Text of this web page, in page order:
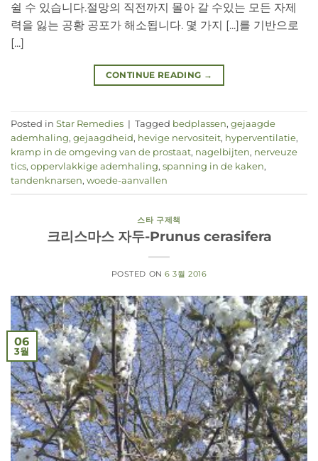
쉴 수 있습니다.절망의 직전까지 몰아 갈 수있는 모든 자제
력을 잃는 공황 공포가 해소됩니다. 몇 가지 [...]를 기반으로
[...]
CONTINUE READING →
Posted in Star Remedies | Tagged bedplassen, gejaagde
ademhaling, gejaagdheid, hevige nervositeit, hyperventilatie,
kramp in de omgeving van de prostaat, nagelbijten, nerveuze
tics, oppervlakkige ademhaling, spanning in de kaken,
tandenknarsen, woede-aanvallen
스타 구제책
크리스마스 자두-Prunus cerasifera
POSTED ON6 3월 2016
06
3월